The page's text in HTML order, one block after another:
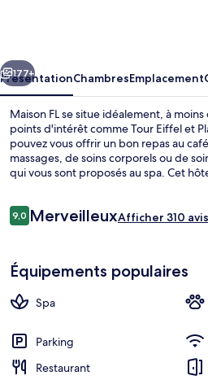
Suivant
177+
PrésentationChambresEmplacement
Maison FL se situe idéalement, à
points d'intérêt comme Tour Eiffel et
pouvez vous offrir un bon repas au
massages, de soins corporels ou de
qui vous sont proposés au spa. Cet
Station de métro Passy est à 3 min et
Avis
voyageurs
9,09,0 sur 10
MerveilleuxAfficher 310 avis
Équipements populaires
Spa
Parking
Restaurant